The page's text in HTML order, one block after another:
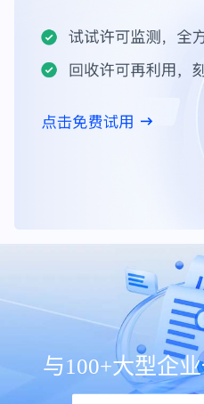
与100+大型企